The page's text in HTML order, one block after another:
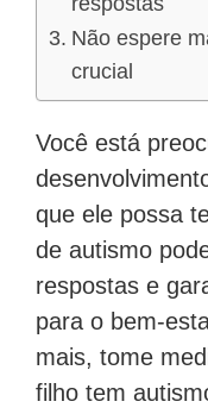
Não espere
crucial
Você está
que ele possa
de autismo
respostas e
para o bem-
mais, tome
filho tem